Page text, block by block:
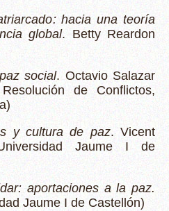
hacia una teoría
global. Betty Reardon
social. Octavio Salazar
de Conflictos,
y cultura de paz. Vicent
Jaume I de
aportaciones a la paz.
Jaume I de Castellón)